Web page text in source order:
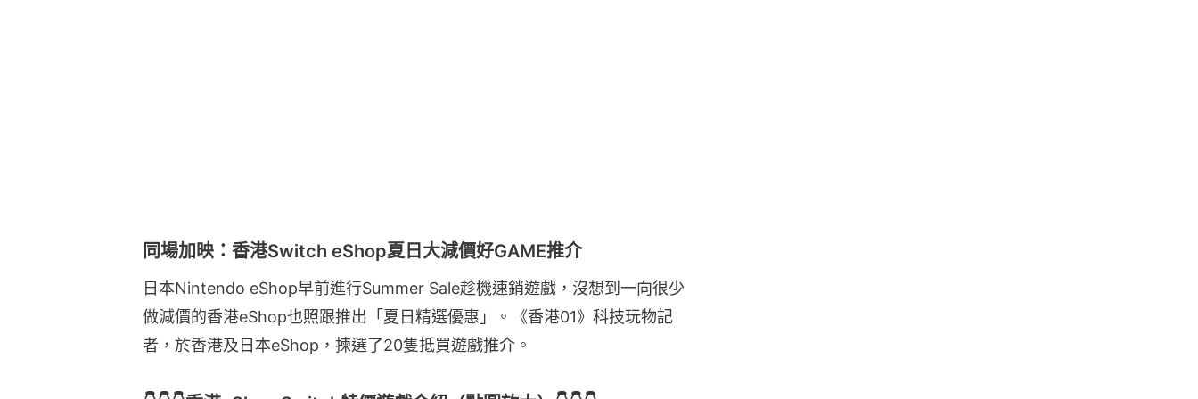
同場加映：香港Switch eShop夏日大減價好GAME推介
日本Nintendo eShop早前進行Summer Sale趁機速銷遊戲，沒想到一向很少
做減價的香港eShop也照跟推出「夏日精選優惠」。《香港01》科技玩物記
者，於香港及日本eShop，揀選了20隻抵買遊戲推介。